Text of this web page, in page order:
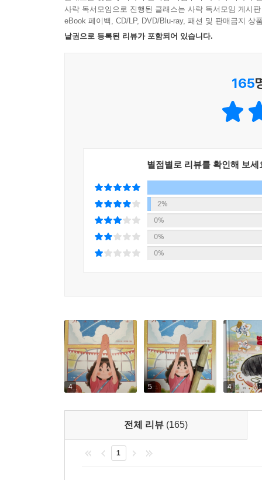
친구란 어떤 존재일까요? 『별별 동네』에서 정
자주 소식을 묻고, 정우가 이사한 동네 풍경을 궁
『별별 동네』는 친구의 가치와 소중함을 보여줍
『별별 동네』는 야트막한 언덕을 중심으로 마
있지요. 또, 전금자 작가는 그림을 통해 아파트
달리, 별별 동네에는 전신주에 전깃줄이 얼기설
마음을 보다 헤아릴 수 있지요.
『별별 동네』는 동시와 동시 사이에 정우가 친
사락 독서모임으로 진행된 클래스는 사락 독서모임 게시
eBook 페이백, CD/LP, DVD/Blu-ray, 패션 및 판매금지 상
낱권으로 등록된 리뷰가 포함되어 있습니다.
165
별점별로 리뷰를 확인해 보세
2%
0%
0%
0%
4 5 4
전체 리뷰 (165)
1